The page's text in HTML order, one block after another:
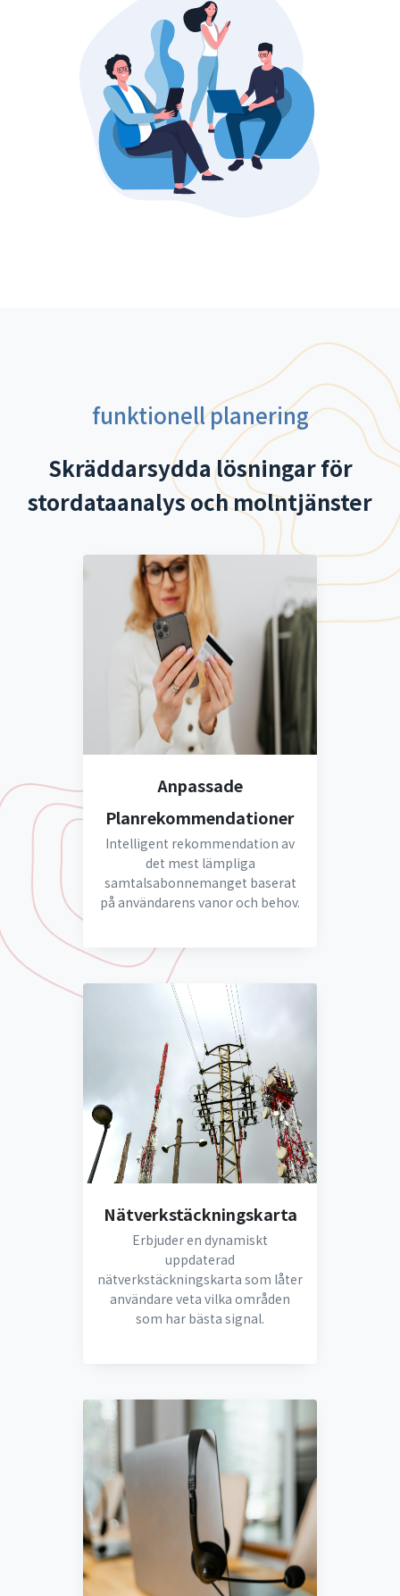
funktionell planering
Skräddarsydda lösningar för
stordataanalys och molntjänster
Anpassade
Planrekommendationer
Intelligent rekommendation av
det mest lämpliga
samtalsabonnemanget baserat
på användarens vanor och behov.
Nätverkstäckningskarta
Erbjuder en dynamiskt
uppdaterad
nätverkstäckningskarta som låter
användare veta vilka områden
som har bästa signal.